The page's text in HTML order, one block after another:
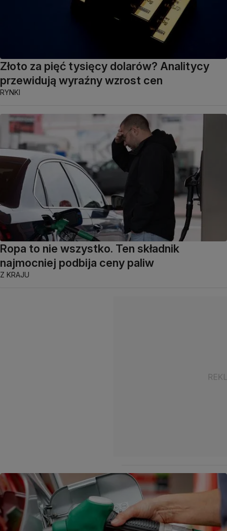
Złoto za pięć tysięcy dolarów? Analitycy
przewidują wyraźny wzrost cen
RYNKI
Ropa to nie wszystko. Ten składnik
najmocniej podbija ceny paliw
Z KRAJU